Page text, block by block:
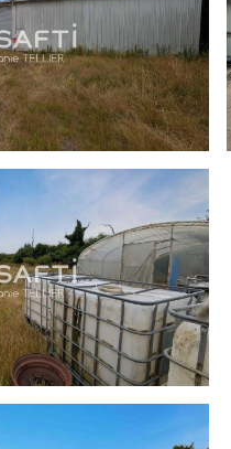
SAFTI : Stéphanie
- EI - Agent
LOI ALUR : Honoraires